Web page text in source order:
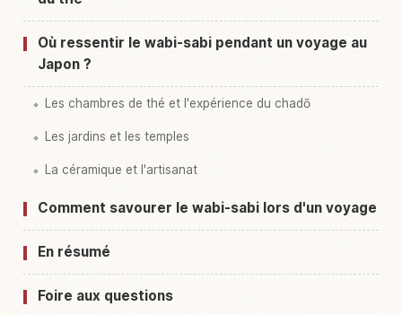
Où ressentir le wabi-sabi pendant un voyage au
Japon ?
Les chambres de thé et l'expérience du chadō
Les jardins et les temples
La céramique et l'artisanat
Comment savourer le wabi-sabi lors d'un voyage
En résumé
Foire aux questions